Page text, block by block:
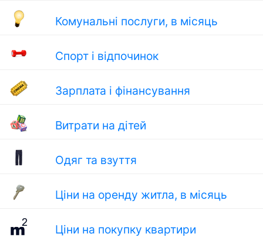
Комунальні послуги, в місяць
Спорт і відпочинок
Зарплата і фінансування
Витрати на дітей
Одяг та взуття
Ціни на оренду житла, в місяць
Ціни на покупку квартири